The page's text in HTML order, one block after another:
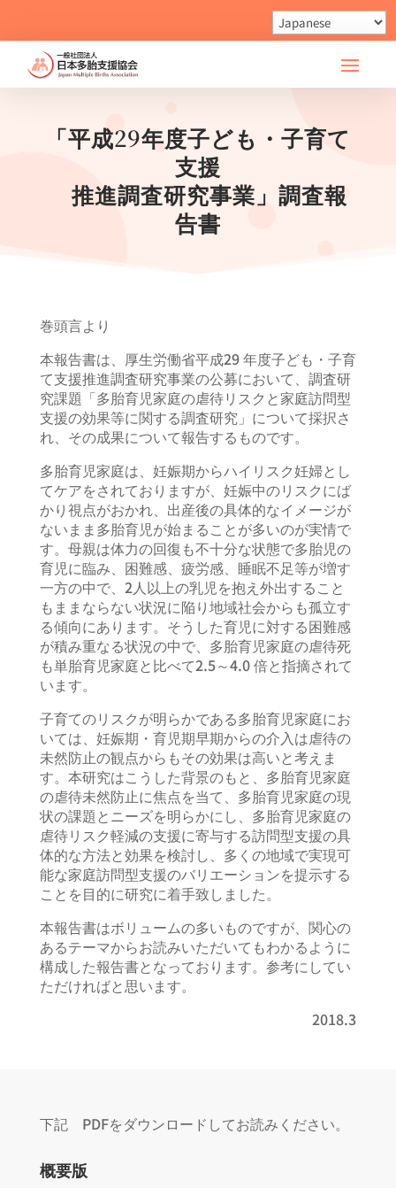
「平成29年度子ども・子育て
支援
推進調査研究事業」調査報
告書
巻頭言より
本報告書は、厚生労働省平成29 年度子ども・子育
て支援推進調査研究事業の公募において、調査研
究課題「多胎育児家庭の虐待リスクと家庭訪問型
支援の効果等に関する調査研究」について採択さ
れ、その成果について報告するものです。
多胎育児家庭は、妊娠期からハイリスク妊婦とし
てケアをされておりますが、妊娠中のリスクにば
かり視点がおかれ、出産後の具体的なイメージが
ないまま多胎育児が始まることが多いのが実情で
す。母親は体力の回復も不十分な状態で多胎児の
育児に臨み、困難感、疲労感、睡眠不足等が増す
一方の中で、2人以上の乳児を抱え外出すること
もままならない状況に陥り地域社会からも孤立す
る傾向にあります。そうした育児に対する困難感
が積み重なる状況の中で、多胎育児家庭の虐待死
も単胎育児家庭と比べて2.5～4.0 倍と指摘されて
います。
子育てのリスクが明らかである多胎育児家庭にお
いては、妊娠期・育児期早期からの介入は虐待の
未然防止の観点からもその効果は高いと考えま
す。本研究はこうした背景のもと、多胎育児家庭
の虐待未然防止に焦点を当て、多胎育児家庭の現
状の課題とニーズを明らかにし、多胎育児家庭の
虐待リスク軽減の支援に寄与する訪問型支援の具
体的な方法と効果を検討し、多くの地域で実現可
能な家庭訪問型支援のバリエーションを提示する
ことを目的に研究に着手致しました。
本報告書はボリュームの多いものですが、関心の
あるテーマからお読みいただいてもわかるように
構成した報告書となっております。参考にしてい
ただければと思います。
2018.3
下記 PDFをダウンロードしてお読みください。
概要版